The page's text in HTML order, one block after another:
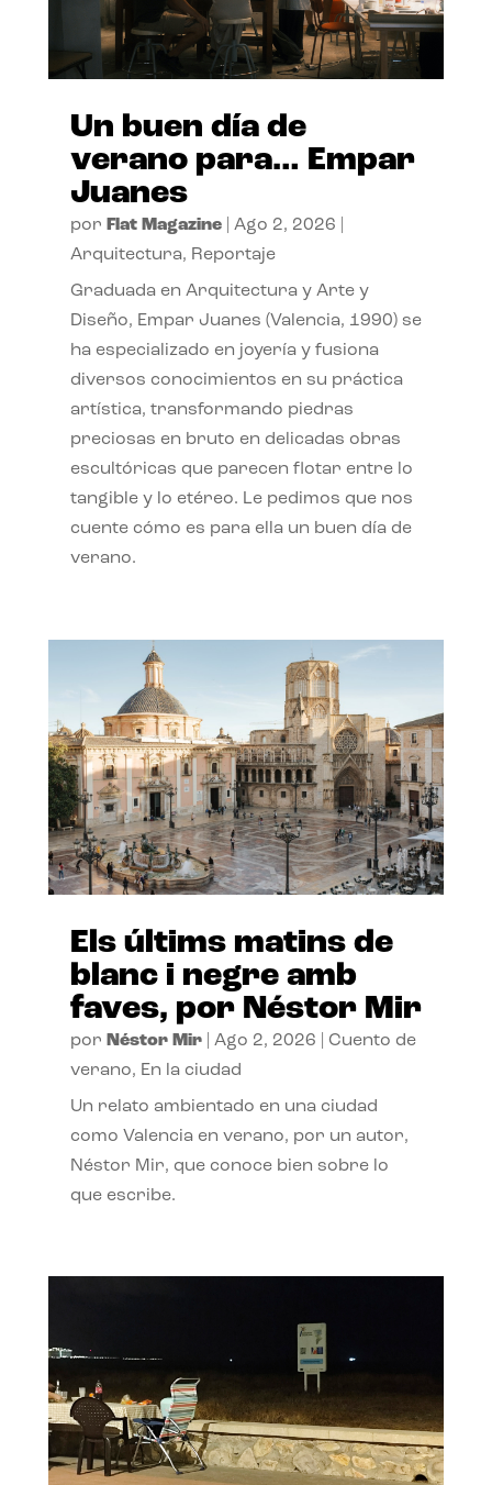
Un buen día de
verano para… Empar
Juanes
por Flat Magazine| Ago 2, 2026
Arquitectura, Reportaje
Graduada en Arquitectura y Arte y
Diseño, Empar Juanes (Valencia, 1990) se
ha especializado en joyería y fusiona
diversos conocimientos en su práctica
artística, transformando piedras
preciosas en bruto en delicadas obras
escultóricas que parecen flotar entre lo
tangible y lo etéreo. Le pedimos que nos
cuente cómo es para ella un buen día de
verano.
Els últims matins de
blanc i negre amb
faves, por Néstor Mir
por Néstor Mir| Ago 2, 2026
Cuento de
verano, En la ciudad
Un relato ambientado en una ciudad
como Valencia en verano, por un autor,
Néstor Mir, que conoce bien sobre lo
que escribe.